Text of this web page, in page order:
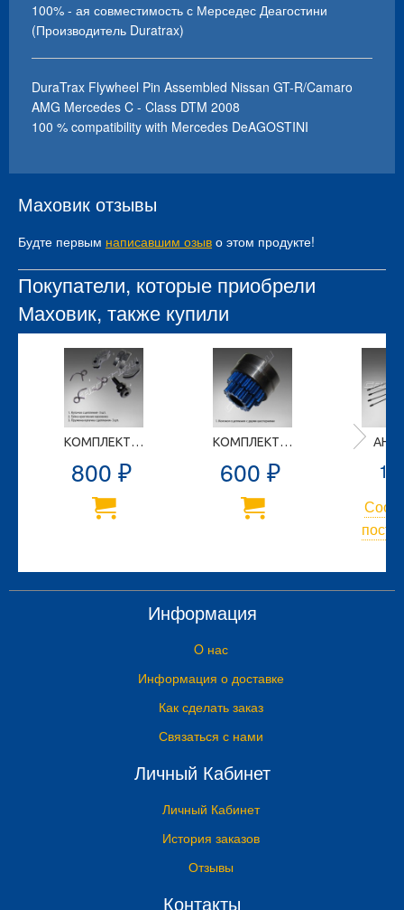
100% - ая совместимость с Мерседес Деагостини
(Производитель Duratrax)
DuraTrax Flywheel Pin Assembled Nissan GT-R/Camaro
AMG Mercedes C - Class DTM 2008
100 % compatibility with Mercedes DeAGOSTINI
Маховик отзывы
Будте первым написавшим озыв о этом продукте!
Покупатели, которые приобрели
Маховик, также купили
КОМПЛЕКТ №48
800 ₽
КОМПЛЕКТ №45
600 ₽
Информация
O нас
Информация о доставке
Как сделать заказ
Связаться с нами
Личный Кабинет
Личный Кабинет
История заказов
Отзывы
Контакты